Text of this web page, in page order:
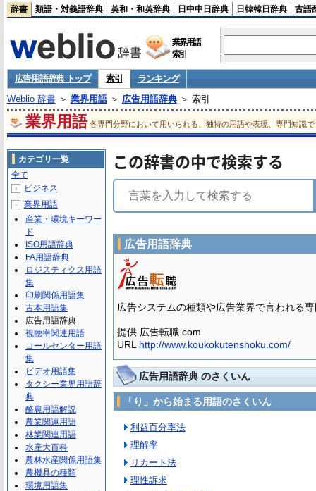
辞書 類語・対義語辞典 英和・和英辞典 日中中日辞典 日韓韓日辞典 古語
業界用語
索引
広告用語辞典 トップ 索引
ランキング
Weblio 辞書＞ 業界用語＞ 広告用語辞典＞ 索引
業界用語 各専門分野において用いられる、独特の用語や表現、専門知識で
この辞書の中で検索する
広告用語辞典
広告システムの種類や広告業界で言われる
提供 広告転職.com
URL http://www.koukokutenshoku.com/
広告用語辞典 のさくいん
「り」から始まる用語のさくいん
利益百分率法
理解率
リカート法
理性訴求
カテゴリ一覧
全て
＋ ビジネス
－
業界用語
産業・環境キーワー
ド
ISO用語辞典
FA用語辞典
ロジスティクス用語
集
印刷関係用語集
古本用語集
広告用語辞典
視聴率関連用語
コールセンター用語
集
ビデオ用語集
タクシー業界用語辞
典
酪農用語解説
農業関連用語
林業関連用語
水産大百科
農林水産関係用語集
農機具の種類
環境用語集